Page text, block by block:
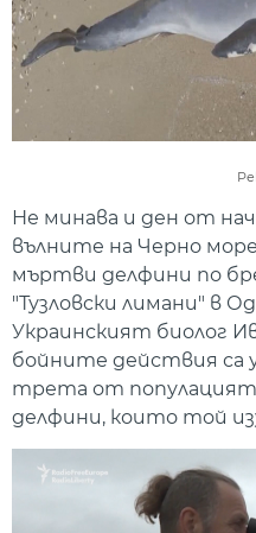
Не минава и ден от
вълните на Черно
мъртви делфини по
"Тузловски лимани" в
Украинският биолог
бойните действия са
трета от
делфини, които той